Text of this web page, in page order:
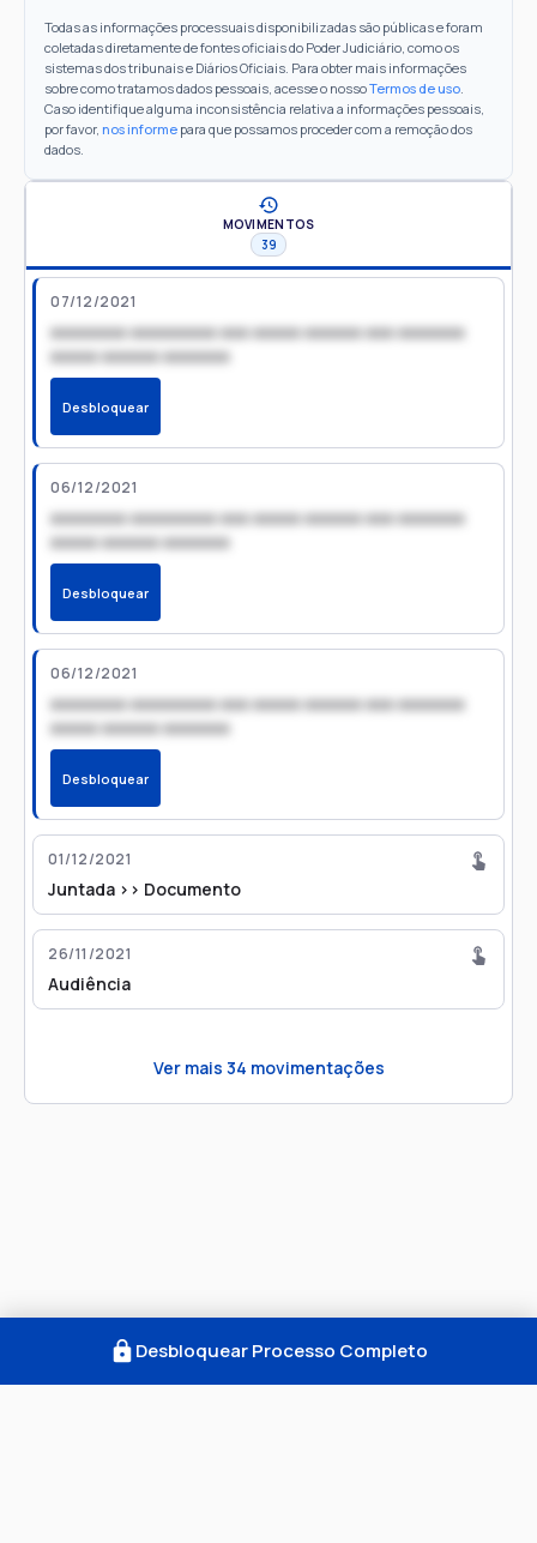
Todas as informações processuais disponibilizadas são públicas e foram
coletadas diretamente de fontes oficiais do Poder Judiciário, como os
sistemas dos tribunais e Diários Oficiais. Para obter mais informações
sobre como tratamos dados pessoais, acesse o nossoTermos de uso.
Caso identifique alguma inconsistência relativa a informações pessoais,
por favor, nos informe para que possamos proceder com a remoção dos
dados.
MOVIMENTOS
39
07/12/2021
xxxxxxxx xxxxxxxxx xxx xxxxx xxxxxx xxx xxxxxxx
xxxxx xxxxxx xxxxxxx
Desbloquear
06/12/2021
xxxxxxxx xxxxxxxxx xxx xxxxx xxxxxx xxx xxxxxxx
xxxxx xxxxxx xxxxxxx
Desbloquear
06/12/2021
xxxxxxxx xxxxxxxxx xxx xxxxx xxxxxx xxx xxxxxxx
xxxxx xxxxxx xxxxxxx
Desbloquear
01/12/2021
Juntada >> Documento
26/11/2021
Audiência
Ver mais 34 movimentações
Desbloquear Processo Completo